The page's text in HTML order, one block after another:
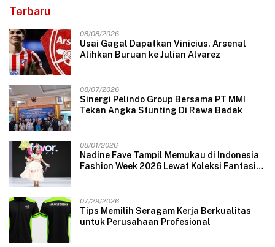
Terbaru
08/08/2026
Usai Gagal Dapatkan Vinicius, Arsenal
Alihkan Buruan ke Julian Alvarez
08/07/2026
Sinergi Pelindo Group Bersama PT MMI
Tekan Angka Stunting Di Rawa Badak
08/01/2026
Nadine Fave Tampil Memukau di Indonesia
Fashion Week 2026 Lewat Koleksi Fantasi
07/29/2026
Tips Memilih Seragam Kerja Berkualitas
untuk Perusahaan Profesional